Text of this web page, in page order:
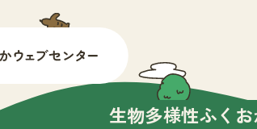
生物多様性ふくお